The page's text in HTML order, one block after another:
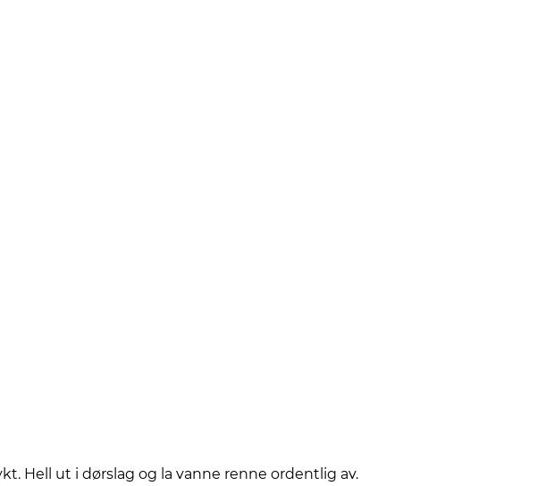
Hell ut i dørslag og la vanne renne ordentlig av.